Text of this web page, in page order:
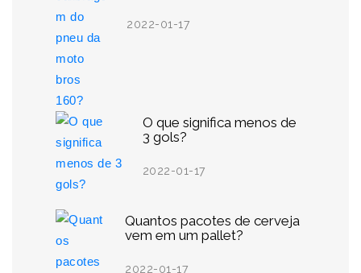
2022-01-17
O que significa menos de
3 gols?
2022-01-17
Quantos pacotes de cerveja
vem em um pallet?
2022-01-17